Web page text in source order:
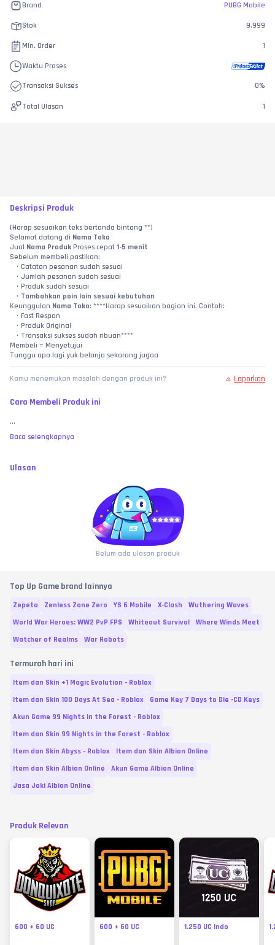
Brand PUBG Mobile
Stok 9.999
Min. Order 1
Waktu Proses
Transaksi Sukses 0%
Total Ulasan 1
Deskripsi Produk
(Harap sesuaikan teks bertanda bintang **)
Selamat datang di Nama Toko
Jual Nama Produk Proses cepat 1-5 menit
Sebelum membeli pastikan:
Catatan pesanan sudah sesuai
Jumlah pesanan sudah sesuai
Produk sudah sesuai
Tambahkan poin lain sesuai kebutuhan
Keunggulan Nama Toko: ****Harap sesuaikan bagian ini. Contoh:
Fast Respon
Produk Original
Transaksi sukses sudah ribuan****
Membeli = Menyetujui
Tunggu apa lagi yuk belanja sekarang jugaa
Kamu menemukan masalah dengan produk ini? Laporkan
Cara Membeli Produk ini
...
Baca selengkapnya
Ulasan
Belum ada ulasan produk
Top Up Game brand lainnya
Zepeto Zenless Zone Zero YS 6 Mobile X-Clash
Wuthering Waves
World War Heroes: WW2 PvP FPS
Whiteout Survival
Where Winds Meet
Watcher of Realms
War Robots
Termurah hari ini
Item dan Skin +1 Magic Evolution - Roblox
Item dan Skin 100 Days At Sea - Roblox
Game Key 7 Days to Die -CD Keys
Akun Game 99 Nights in the Forest - Roblox
Item dan Skin 99 Nights in the Forest - Roblox
Item dan Skin Abyss - Roblox
Item dan Skin Albion Online
Item dan Skin Albion Online
Akun Game Albion Online
Jasa Joki Albion Online
Produk Relevan
600 + 60 UC 600 + 60 UC 1.250 UC Indo